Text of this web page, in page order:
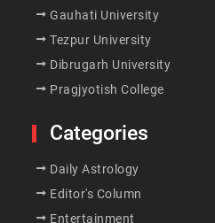
Gauhati University
Tezpur University
Dibrugarh University
Pragjyotish College
Categories
Daily Astrology
Editor's Column
Entertainment